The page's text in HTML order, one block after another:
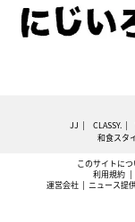
JJ CLASSY.
和食スタ
このサイトにつ
利用規約
運営会社
ニュース提